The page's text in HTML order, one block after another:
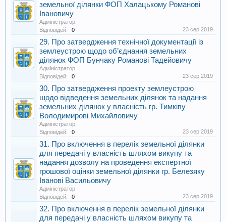
земельної ділянки ФОП Халацькому Романові
Івановичу
Адміністратор
Відповідей:
0 23 сер 2019
29. Про затвердження технічної документації із
землеустрою щодо об’єднання земельних
ділянок ФОП Бунчаку Романові Тадейовичу
Адміністратор
Відповідей:
0 23 сер 2019
30. Про затвердження проекту землеустрою
щодо відведення земельних ділянок та надання
земельних ділянок у власність гр. Тимківу
Володимирові Михайловичу
Адміністратор
Відповідей:
0 23 сер 2019
31. Про включення в перелік земельної ділянки
для передачі у власність шляхом викупу та
надання дозволу на проведення експертної
грошової оцінки земельної ділянки гр. Белезяку
Іванові Васильовичу
Адміністратор
Відповідей:
0 23 сер 2019
32. Про включення в перелік земельної ділянки
для передачі у власність шляхом викупу та